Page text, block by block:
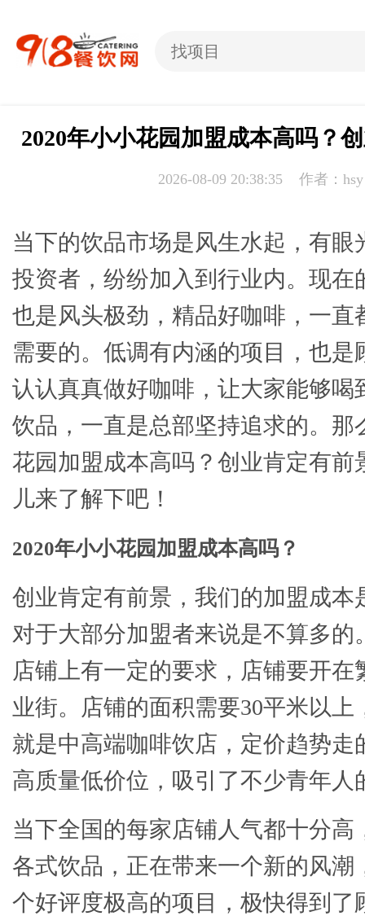
2020年小小花园加盟成本高吗？
2026-08-09 20:38:35 作者：hsy
当下的饮品市场是风生水起，有眼
投资者，纷纷加入到行业内。现在
也是风头极劲，精品好咖啡，一直
需要的。低调有内涵的项目，也是
认认真真做好咖啡，让大家能够喝
饮品，一直是总部坚持追求的。那
花园加盟成本高吗？创业肯定有前
儿来了解下吧！
2020年小小花园加盟成本高吗？
创业肯定有前景，我们的加盟成本
对于大部分加盟者来说是不算多的
店铺上有一定的要求，店铺要开在
业街。店铺的面积需要30平米以上
就是中高端咖啡饮店，定价趋势走
高质量低价位，吸引了不少青年人
当下全国的每家店铺人气都十分高
各式饮品，正在带来一个新的风潮
个好评度极高的项目，极快得到了